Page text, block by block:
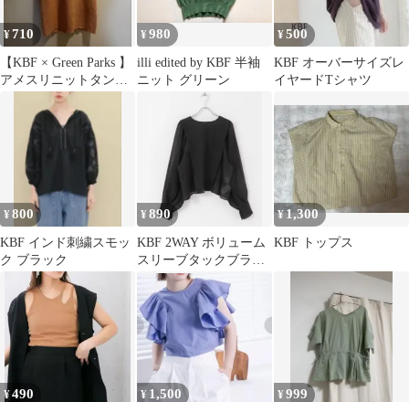
¥710
【KBF × Green Parks 】
アメスリニットタンク
¥980
illi edited by KBF 半袖
ニット グリーン
¥500
KBF オーバーサイズレ
イヤードTシャツ
¥800
KBF インド刺繍スモッ
ク ブラック
¥890
KBF 2WAY ボリューム
スリーブタックブラウ
ス
¥1,300
KBF トップス
¥490 ¥ 1,500 ¥999